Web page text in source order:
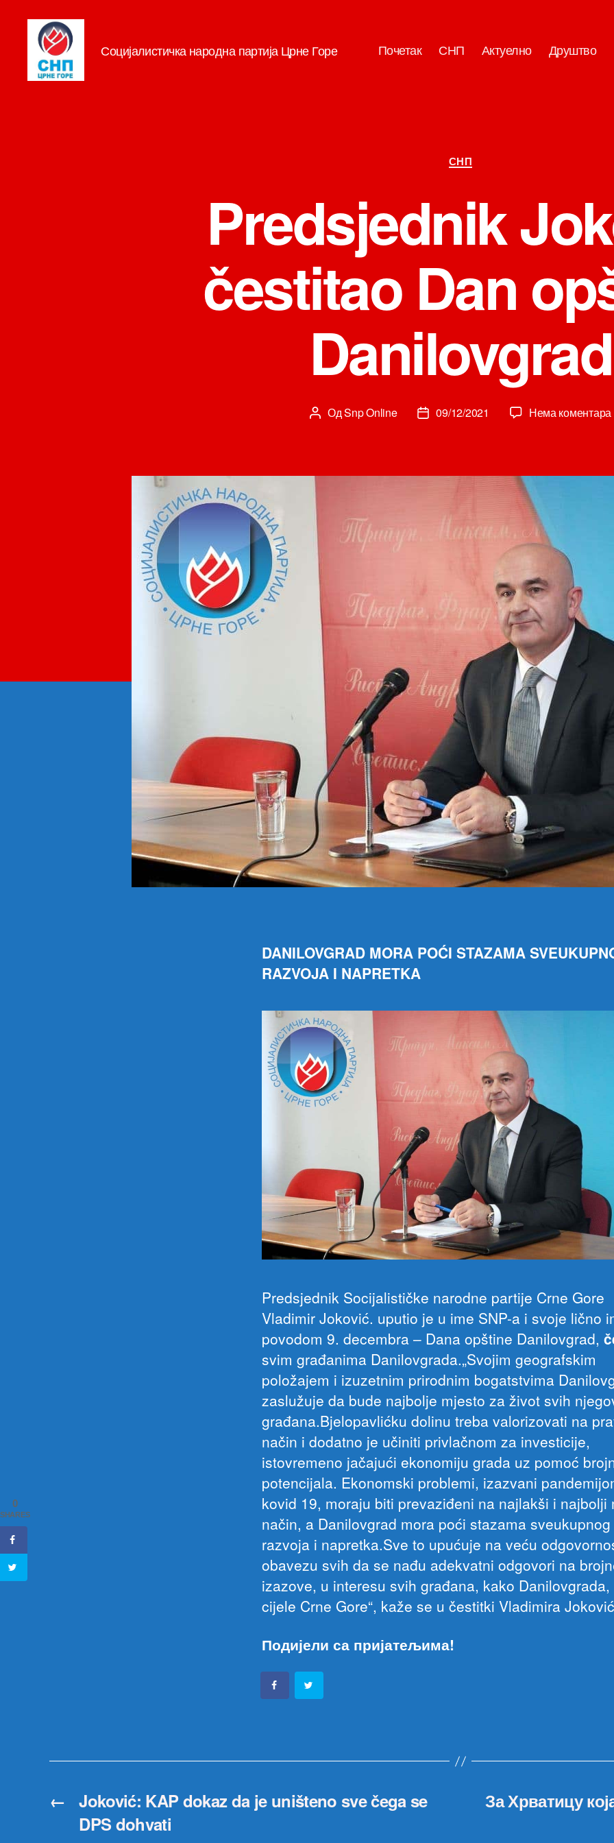
Социјалистичка народна партија Црне Горе Почетак СНП Актуелно Друштво
Категорије
СНП
Predsjednik
čestitao Dan
Danilovgrad
Аутор
ОдSnp Online
Датум
09/12/2021 Нема коментара
DANILOVGRAD MORA POĆI STAZAMA
RAZVOJA I NAPRETKA
Predsjednik Socijalističke narodne partije Crne Gore
Vladimir Joković. uputio je u ime SNP-a i svoje lično
povodom 9. decembra – Dana opštine Danilovgrad,
svim građanima Danilovgrada.„Svojim geografskim
položajem i izuzetnim prirodnim bogatstvima
zaslužuje da bude najbolje mjesto za život svih
građana.Bjelopavlićku dolinu treba valorizovati na
način i dodatno je učiniti privlačnom za investicije,
istovremeno jačajući ekonomiju grada uz pomoć
potencijala. Ekonomski problemi, izazvani
kovid 19, moraju biti prevaziđeni na najlakši i najbolji
način, a Danilovgrad mora poći stazama sveukupnog
razvoja i napretka.Sve to upućuje na veću
obavezu svih da se nađu adekvatni odgovori na
izazove, u interesu svih građana, kako
cijele Crne Gore“, kaže se u čestitki Vladimira
Подијели са пријатељима!
←
Joković: KAP dokaz da je uništeno sve čega se
DPS dohvati
За Хрватицу
0
SHARES